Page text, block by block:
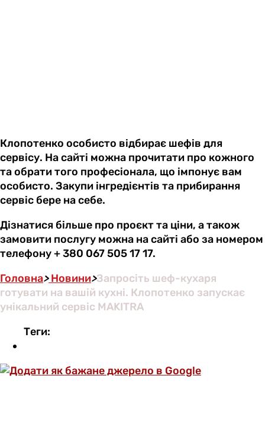
Клопотенко особисто відбирає шефів для
сервісу. На сайті можна прочитати про кожного
та обрати того професіонала, що імпонує вам
особисто. Закупи інгредієнтів та прибирання
сервіс бере на себе.
Дізнатися більше про проєкт та ціни, а також
замовити послугу можна на сайті або за номером
телефону + 380 067 505 17 17.
Головна>Новини>Запросіть шеф-кухаря
готувати на вашій кухні. Клопотенко запускає
унікальний сервіс MAKITRA
Теги: